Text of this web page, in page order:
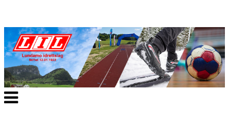
Veksle
navigasjon